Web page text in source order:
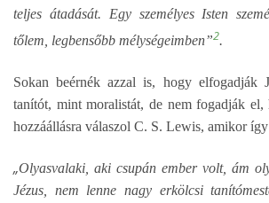
teljes átadását. Egy személyes Isten
tőlem, legbensőbb mélységeimben”2.
Sokan beérnék azzal is, hogy elfogadják
tanítót, mint moralistát, de nem fogadják
hozzáállásra válaszol C. S. Lewis, amikor
„Olyasvalaki, aki csupán ember volt, ám
Jézus, nem lenne nagy erkölcsi